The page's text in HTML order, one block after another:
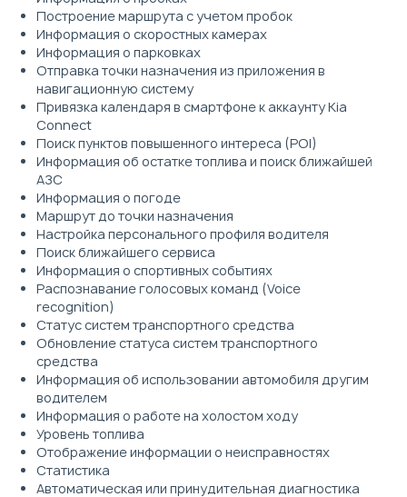
Построение маршрута с учетом пробок
Информация о скоростных камерах
Информация о парковках
Отправка точки назначения из приложения в
навигационную систему
Привязка календаря в смартфоне к аккаунту Kia
Connect
Поиск пунктов повышенного интереса (POI)
Информация об остатке топлива и поиск ближайшей
AЗС
Информация о погоде
Маршрут до точки назначения
Настройка персонального профиля водителя
Поиск ближайшего сервиса
Информация о спортивных событиях
Распознавание голосовых команд (Voice
recognition)
Статус систем транспортного средства
Обновление статуса систем транспортного
средства
Информация об использовании автомобиля другим
водителем
Информация о работе на холостом ходу
Уровень топлива
Отображение информации о неисправностях
Статистика
Автоматическая или принудительная диагностика